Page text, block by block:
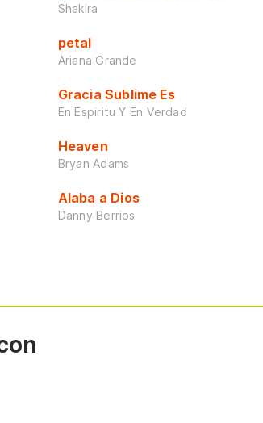
Shakira
petal
Ariana Grande
Gracia Sublime Es
En Espiritu Y En Verdad
Heaven
Bryan Adams
Alaba a Dios
Danny Berrios